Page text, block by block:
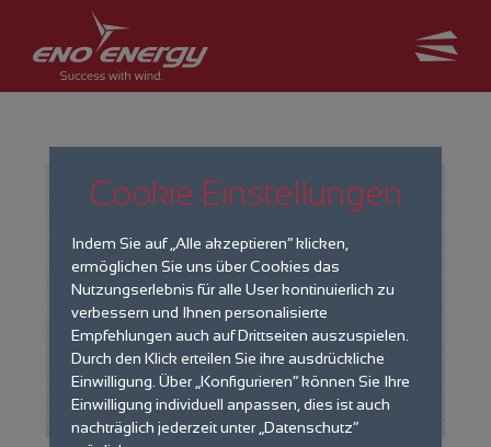
Cookie Einstellungen
Indem Sie auf „Alle akzeptieren“ klicken,
ermöglichen Sie uns über Cookies das
Nutzungserlebnis für alle User kontinuierlich zu
verbessern und Ihnen personalisierte
Empfehlungen auch auf Drittseiten auszuspielen.
Durch den Klick erteilen Sie ihre ausdrückliche
Einwilligung. Über „Konfigurieren“ können Sie Ihre
Einwilligung individuell anpassen, dies ist auch
nachträglich jederzeit unter „Datenschutz“